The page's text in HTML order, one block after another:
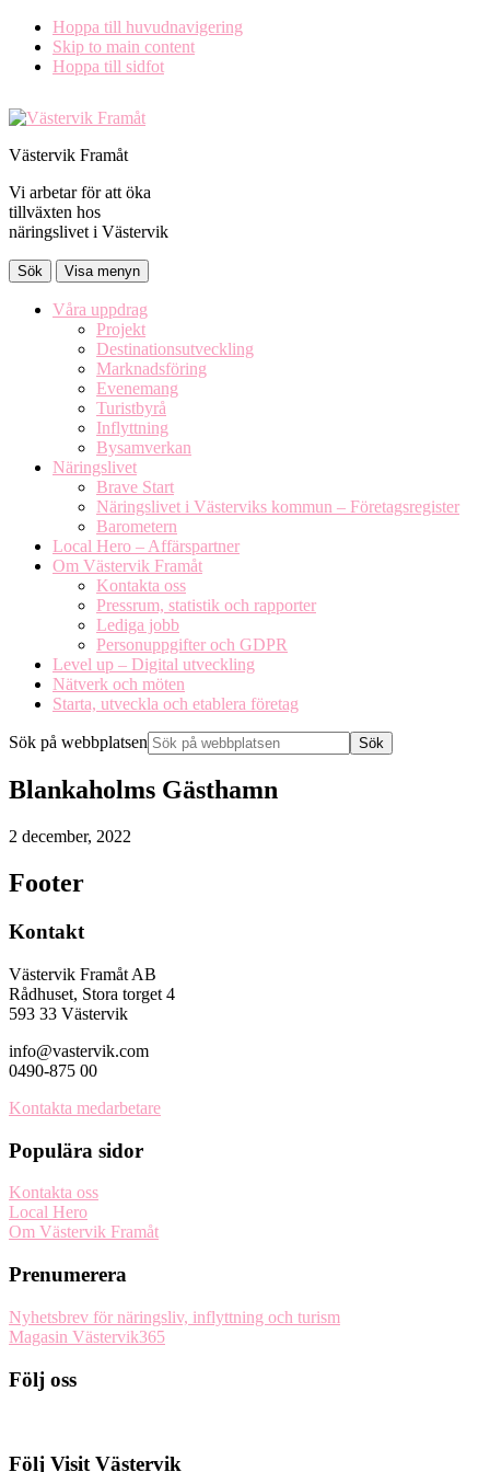
Hoppa till huvudnavigering
Skip to main content
Hoppa till sidfot
Västervik Framåt
Vi arbetar för att öka
tillväxten hos
näringslivet i Västervik
Sök Visa menyn
Våra uppdrag
Projekt
Destinationsutveckling
Marknadsföring
Evenemang
Turistbyrå
Inflyttning
Bysamverkan
Näringslivet
Brave Start
Näringslivet i Västerviks kommun – Företagsregister
Barometern
Local Hero – Affärspartner
Om Västervik Framåt
Kontakta oss
Pressrum, statistik och rapporter
Lediga jobb
Personuppgifter och GDPR
Level up – Digital utveckling
Nätverk och möten
Starta, utveckla och etablera företag
Sök på webbplatsen
Blankaholms Gästhamn
2 december, 2022
Footer
Kontakt
Västervik Framåt AB
Rådhuset, Stora torget 4
593 33 Västervik
info@vastervik.com
0490-875 00
Kontakta medarbetare
Populära sidor
Kontakta oss
Local Hero
Om Västervik Framåt
Prenumerera
Nyhetsbrev för näringsliv, inflyttning och turism
Magasin Västervik365
Följ oss
Följ Visit Västervik